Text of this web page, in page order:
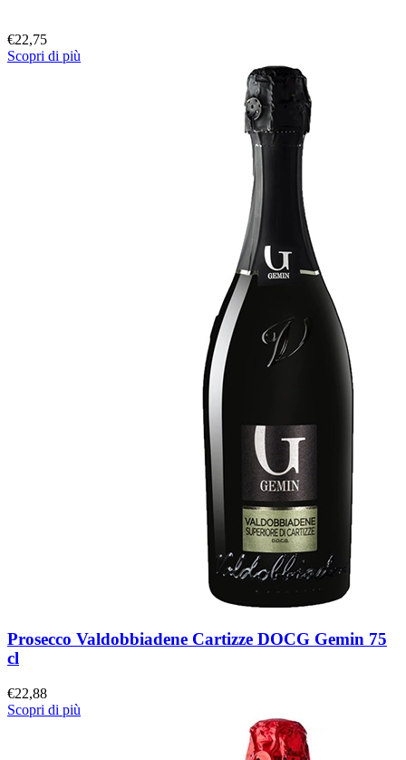
€22,75
Scopri di più
Prosecco Valdobbiadene Cartizze DOCG Gemin 75
cl
€22,88
Scopri di più